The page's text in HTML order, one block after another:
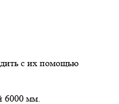
с их помощью
6000 мм.